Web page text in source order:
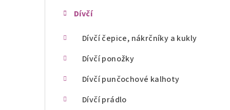
Dívčí
Dívčí čepice, nákrčníky a kukly
Dívčí ponožky
Dívčí punčochové kalhoty
Dívčí prádlo